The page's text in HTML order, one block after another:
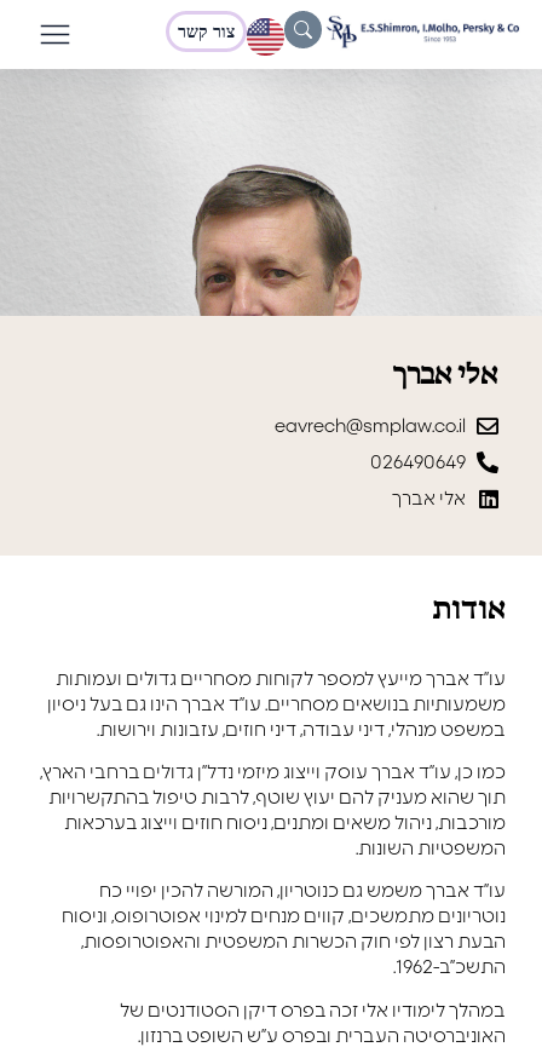
צור קשר
אלי אברך
eavrech@smplaw.co.il
026490649
אלי אברך
אודות
עו”ד אברך מייעץ למספר לקוחות מסחריים גדולים ועמותות
משמעותיות בנושאים מסחריים. עו”ד אברך הינו גם בעל ניסיון
במשפט מנהלי, דיני עבודה, דיני חוזים, עזבונות וירושות.
כמו כן, עו”ד אברך עוסק וייצוג מיזמי נדל”ן גדולים ברחבי הארץ,
תוך שהוא מעניק להם יעוץ שוטף, לרבות טיפול בהתקשרויות
מורכבות, ניהול משאים ומתנים, ניסוח חוזים וייצוג בערכאות
המשפטיות השונות.
עו”ד אברך משמש גם כנוטריון, המורשה להכין יפויי כח
נוטריונים מתמשכים, קווים מנחים למינוי אפוטרופוס, וניסוח
הבעת רצון לפי חוק הכשרות המשפטית והאפוטרופסות,
התשכ”ב-1962.
במהלך לימודיו אלי זכה בפרס דיקן הסטודנטים של
האוניברסיטה העברית ובפרס ע”ש השופט ברנזון.